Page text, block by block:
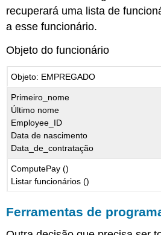
recuperará uma lista de
a esse funcionário.
Objeto do funcionário
Objeto: EMPREGADO
Primeiro_nome
Último nome
Employee_ID
Data de nascimento
Data_de_contratação
ComputePay ()
Listar funcionários ()
Ferramentas de